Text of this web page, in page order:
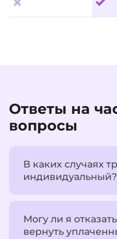
Ответы на
вопросы
В каких случаях
индивидуальный?
Могу ли я
вернуть